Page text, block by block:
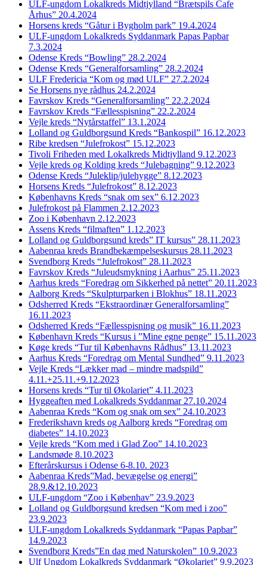
ULF-ungdom Lokalkreds Midtjylland “Brætspils Cafe
Århus” 20.4.2024
Horsens kreds “Gåtur i Bygholm park” 19.4.2024
ULF-ungdom Lokalkreds Syddanmark Papas Papbar
7.3.2024
Odense Kreds “Bowling” 28.2.2024
Odense Kreds “Generalforsamling” 28.2.2024
ULF Fredericia “Kom og mød ULF” 27.2.2024
Se Horsens nye rådhus 24.2.2024
Favrskov Kreds “Generalforsamling” 22.2.2024
Favrskov Kreds “Fællesspisning” 22.2.2024
Vejle kreds “Nytårstaffel” 13.1.2024
Lolland og Guldborgsund Kreds “Bankospil” 16.12.2023
Ribe kredsen “Julefrokost” 15.12.2023
Tivoli Friheden med Lokalkreds Midtjylland 9.12.2023
Vejle kreds og Kolding kreds “Julebagning” 9.12.2023
Odense Kreds “Juleklip/julehygge” 8.12.2023
Horsens Kreds “Julefrokost” 8.12.2023
Københavns Kreds “snak om sex” 6.12.2023
Julefrokost på Flammen 2.12.2023
Zoo i København 2.12.2023
Assens Kreds “filmaften” 1.12.2023
Lolland og Guldborgsund kreds” IT kursus” 28.11.2023
Aabenraa kreds Brandbekæmpelseskursus 28.11.2023
Svendborg Kreds “Julefrokost” 28.11.2023
Favrskov Kreds “Juleudsmykning i Aarhus” 25.11.2023
Aarhus kreds “Foredrag om Sikkerhed på nettet” 20.11.2023
Aalborg Kreds “Skulpturparken i Blokhus” 18.11.2023
Odsherred Kreds “Ekstraordinær Generalforsamling”
16.11.2023
Odsherred Kreds “Fællesspisning og musik” 16.11.2023
København Kreds “Kursus i ”Mine egne penge” 15.11.2023
Køge kreds “Tur til Københavns Rådhus” 13.11.2023
Aarhus Kreds “Foredrag om Mental Sundhed” 9.11.2023
Vejle Kreds “Lækker mad – mindre madspild”
4.11.+25.11.+9.12.2023
Horsens kreds “Tur til Økolariet” 4.11.2023
Hyggeaften med Lokalkreds Syddanmar 27.10.2024
Aabenraa Kreds “Kom og snak om sex” 24.10.2023
Frederikshavn kreds og Aalborg kreds “Foredrag om
diabetes” 14.10.2023
Vejle kreds “Kom med i Glad Zoo” 14.10.2023
Landsmøde 8.10.2023
Efterårskursus i Odense 6-8.10. 2023
Aabenraa Kreds”Mad, bevægelse og energi”
28.9.&12.10.2023
ULF-ungdom “Zoo i Københav” 23.9.2023
Lolland og Guldborgsund kredsen “Kom med i zoo”
23.9.2023
ULF-ungdom Lokalkreds Syddanmark “Papas Papbar”
14.9.2023
Svendborg Kreds”En dag med Naturskolen” 10.9.2023
Ulf Ungdom Lokalkreds Syddanmark “Økolariet” 9.9.2023